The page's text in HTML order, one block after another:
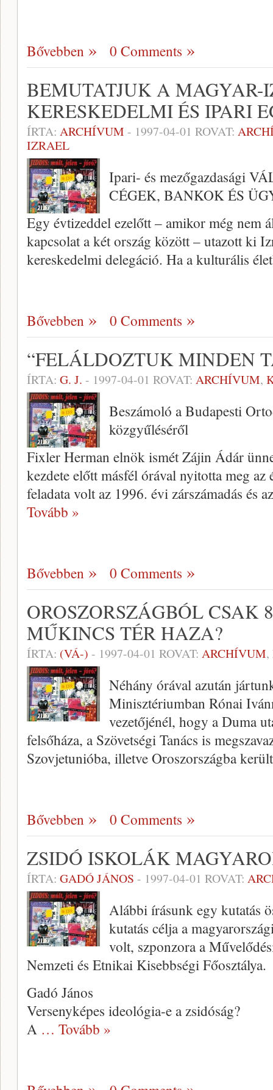
Bővebben 0 Comments
BEMUTATJUK A MAGYAR-
KERESKEDELMI ÉS IPARI
ÍRTA: ARCHÍVUM - 1997-04-01 ROVAT:
IZRAEL
Ipari- és mezőgazdasági
CÉGEK, BANKOK ÉS
Egy évtizeddel ezelőtt – amikor még nem
kapcsolat a két ország között – uta­zott ki
kereske­delmi delegáció. Ha a kulturális
Bővebben 0 Comments
“FELÁLDOZTUK MINDEN
ÍRTA: G. J. - 1997-04-01 ROVAT: ARCHÍVUM,
Beszámoló a Budapesti
közgyűléséről
Fixler Herman elnök ismét Zájin Ádár
kezdete előtt más­fél órával nyitotta meg az
feladata volt az 1996. évi zárszámadás és
Tovább »
Bővebben 0 Comments
OROSZORSZÁGBÓL CSAK
MŰKINCS TÉR HAZA?
ÍRTA: (VÁ-) - 1997-04-01 ROVAT: ARCHÍVUM,
Néhány órával azután
Minisztériumban Rónai
vezetőjénél, hogy a Duma
felsőháza, a Szövetségi Tanács is
Szovjetunióba, illetve Oroszországba
Bővebben 0 Comments
ZSIDÓ ISKOLÁK
ÍRTA: GADÓ JÁNOS - 1997-04-01 ROVAT:
Alábbi írásunk egy kutatás
kutatás célja a
volt, szponzora a
Nemzeti és Etnikai Kisebbségi Főosztálya.
Gadó János
Versenyképes ideológia-e a zsidóság?
A … Tovább »